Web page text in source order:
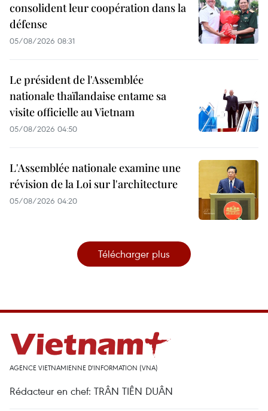
consolident leur coopération dans la
défense
05/08/2026 08:31
Le président de l'Assemblée
nationale thaïlandaise entame sa
visite officielle au Vietnam
05/08/2026 04:50
L'Assemblée nationale examine une
révision de la Loi sur l'architecture
05/08/2026 04:20
Télécharger plus
AGENCE VIETNAMIENNE D'INFORMATION (VNA)
Rédacteur en chef: TRÂN TIÊN DUÂN